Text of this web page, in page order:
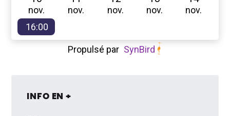
nov. nov. nov. nov.
nov.
16:00
Propulsé par SynBird
INFO EN +